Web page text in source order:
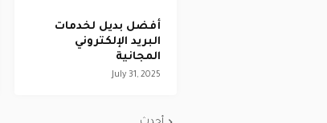
أفضل بديل لخدمات
البريد الإلكتروني
المجانية
July 31, 2025